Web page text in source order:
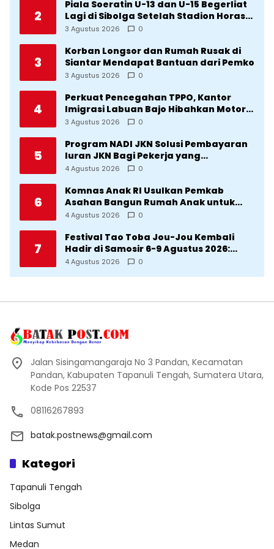
2
Piala Soeratin U-13 dan U-15 Begerliat
Lagi di Sibolga Setelah Stadion Horas
Direvitalisasi Wali Kota
3 Agustus 2026 0
3
Korban Longsor dan Rumah Rusak di
Siantar Mendapat Bantuan dari Pemko
3 Agustus 2026 0
4
Perkuat Pencegahan TPPO, Kantor
Imigrasi Labuan Bajo Hibahkan Motor
Operasional ke Lima Desa di
3 Agustus 2026 0
5
Program NADI JKN Solusi Pembayaran
Iuran JKN Bagi Pekerja yang
Penghasilannya Tidak Tetap
4 Agustus 2026 0
6
Komnas Anak RI Usulkan Pemkab
Asahan Bangun Rumah Anak untuk
Korban Kekerasan
4 Agustus 2026 0
7
Festival Tao Toba Jou-Jou Kembali
Hadir di Samosir 6-9 Agustus 2026:
Datang Saksikan Kemeriahan dan Raih
4 Agustus 2026 0
Jalan Sisingamangaraja No 3 Pandan, Kecamatan
Pandan, Kabupaten Tapanuli Tengah, Sumatera Utara,
Kode Pos 22537
08116267893
batak.postnews@gmail.com
Kategori
Tapanuli Tengah
Sibolga
Lintas Sumut
Medan